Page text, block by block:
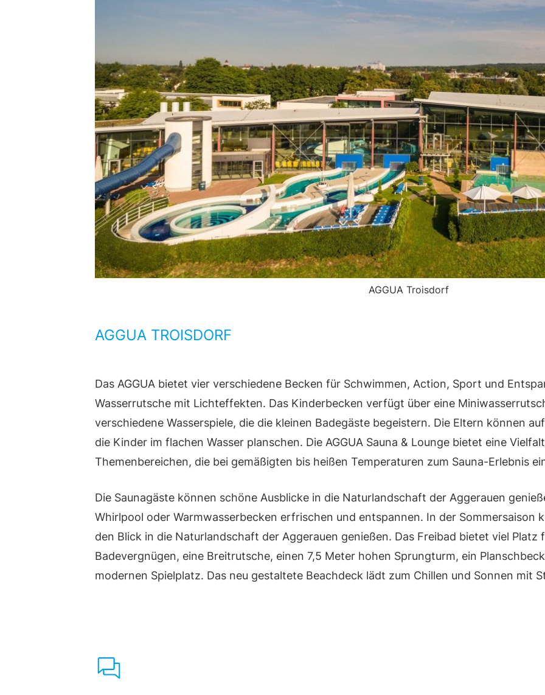
AGGUA Troisdorf
AGGUA TROISDORF
Das AGGUA bietet vier verschiedene Becken für Schwimmen, Action, Sport und
Wasserrutsche mit Lichteffekten. Das Kinderbecken verfügt über eine
verschiedene Wasserspiele, die die kleinen Badegäste begeistern. Die Eltern können
die Kinder im flachen Wasser planschen. Die AGGUA Sauna & Lounge bietet eine
Themenbereichen, die bei gemäßigten bis heißen Temperaturen zum Sauna-Erlebnis
Die Saunagäste können schöne Ausblicke in die Naturlandschaft der Aggerauen
Whirlpool oder Warmwasserbecken erfrischen und entspannen. In der Sommersaison
den Blick in die Naturlandschaft der Aggerauen genießen. Das Freibad bietet viel Platz
Badevergnügen, eine Breitrutsche, einen 7,5 Meter hohen Sprungturm, ein
modernen Spielplatz. Das neu gestaltete Beachdeck lädt zum Chillen und Sonnen mit